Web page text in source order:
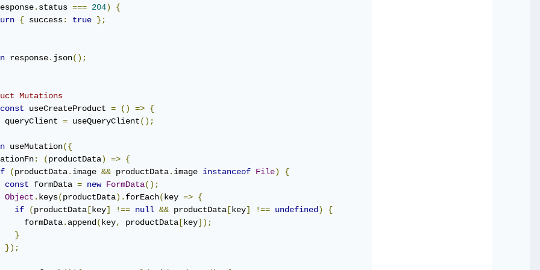
. status === 204)
{
{ success: true };
response. json();
Mutations
const useCreateProduct = () => {
queryClient = useQueryClient();
useMutation({
: (productData) => {
(productData. image && productData. image instanceof File)
{
const formData = new FormData();
Object . keys(productData). forEach( key => {
if
(productData [key] !== null && productData [key] !== undefined )
{
formData
. append ( key, productData [key]);
}
});